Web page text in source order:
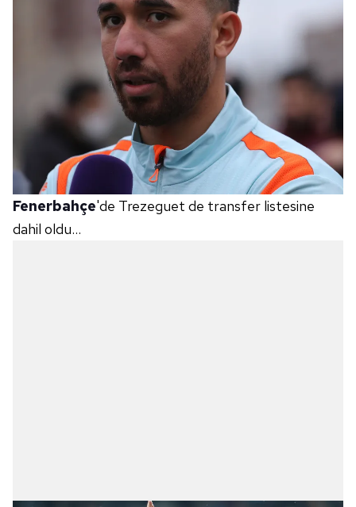
Fenerbahçe'de Trezeguet de transfer listesine
dahil oldu...